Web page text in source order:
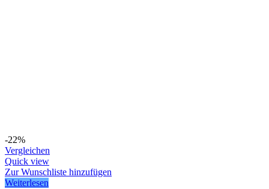
-22%
Vergleichen
Quick view
Zur Wunschliste hinzufügen
Weiterlesen